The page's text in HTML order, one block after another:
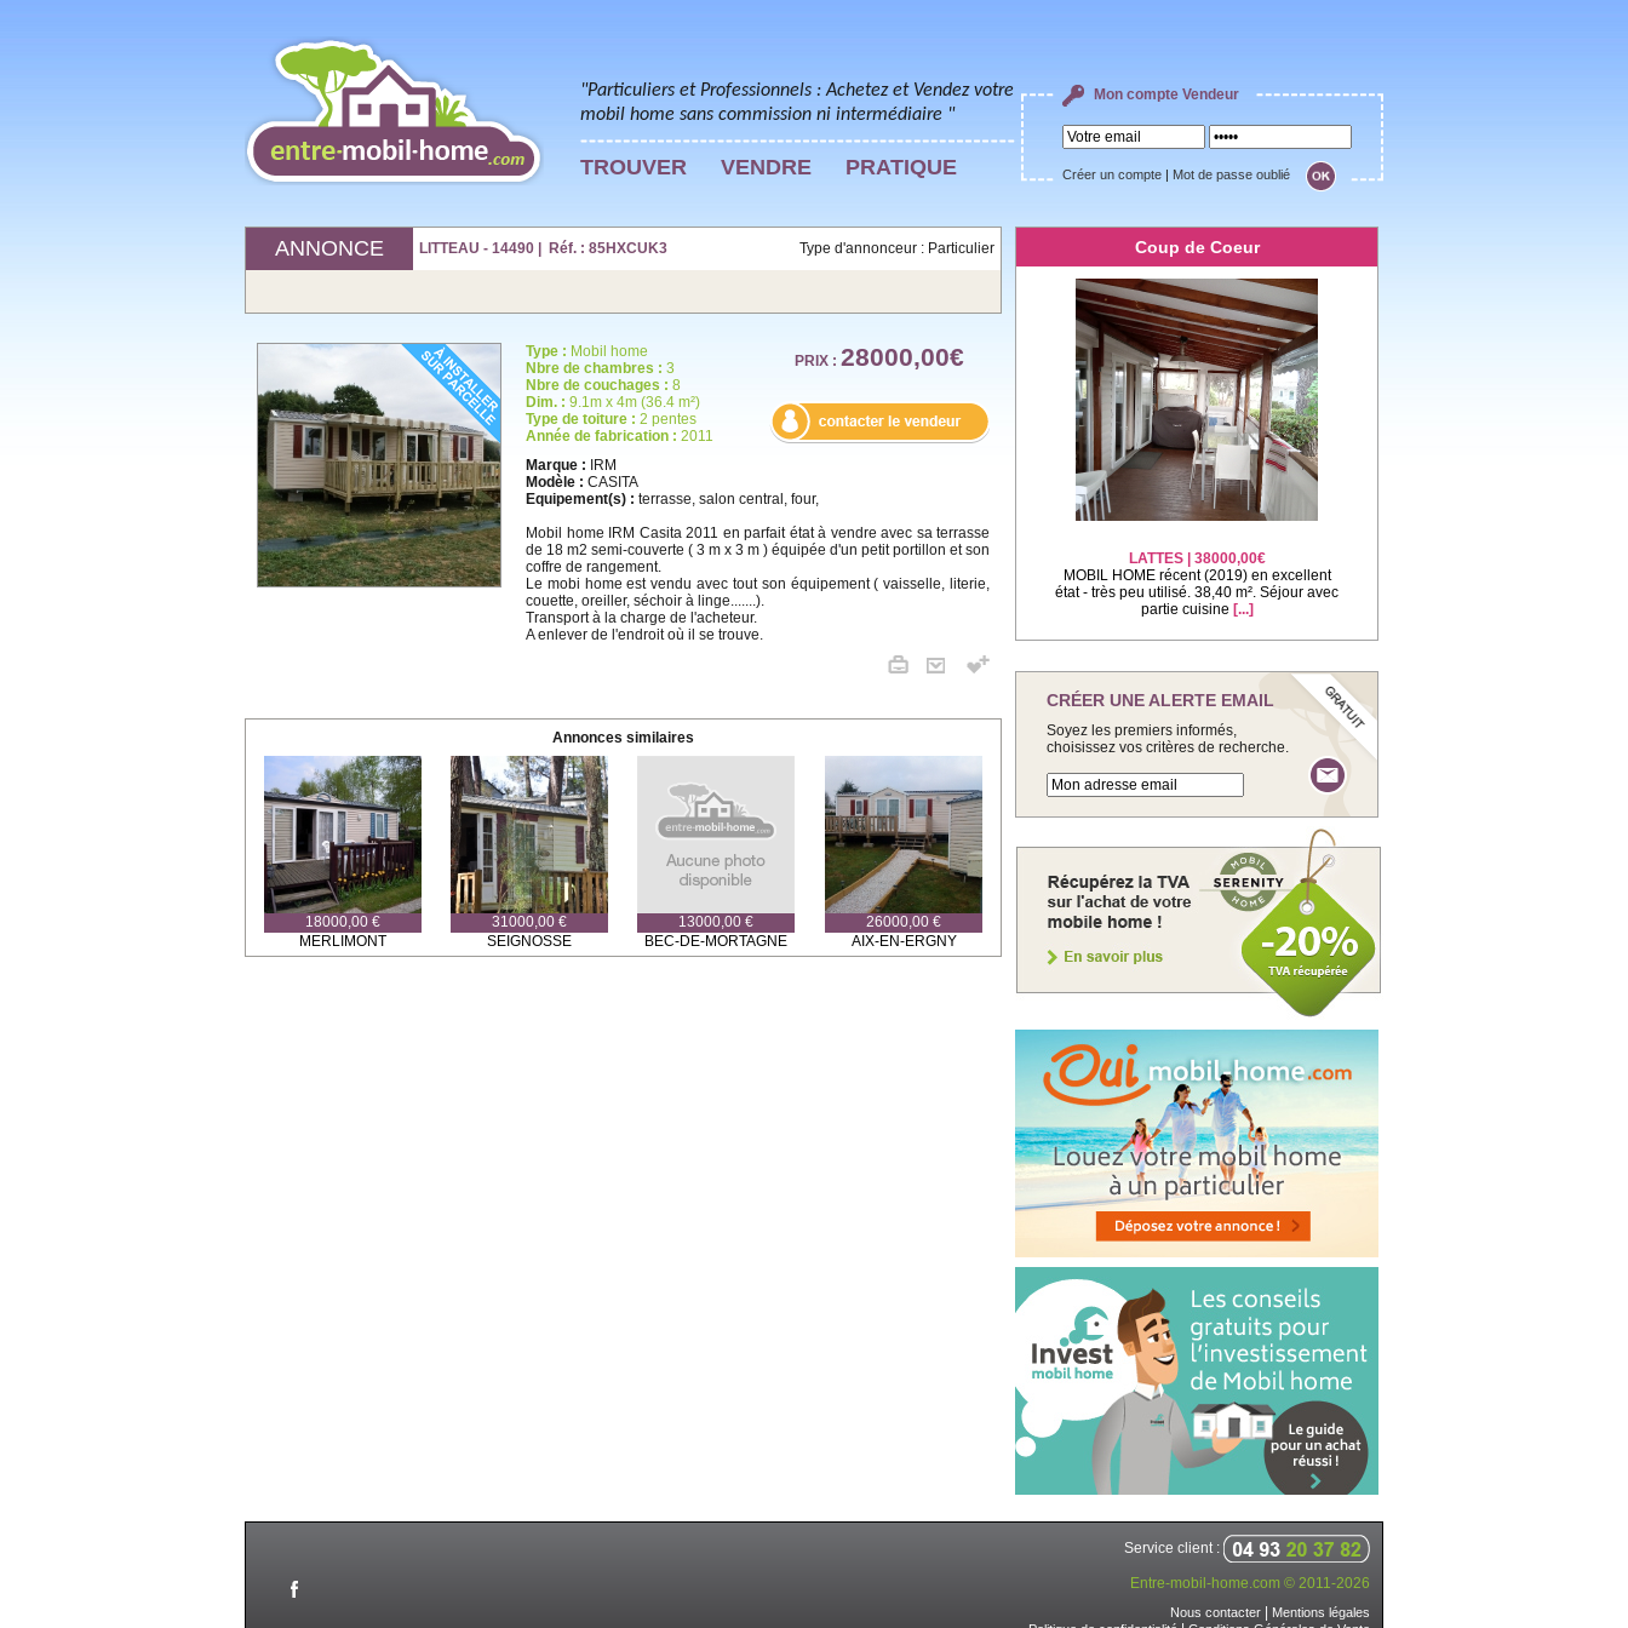
"Particuliers et Professionnels : Achetez et Vendez votre
mobil home sans commission ni intermédiaire "
TROUVER VENDRE PRATIQUE
Mon compte Vendeur
Créer un compte Mot de passe oublié
ANNONCE LITTEAU - 14490 | Réf. : 85HXCUK3 Type d'annonceur : Particulier
Type : Mobil home
Nbre de chambres : 3
Nbre de couchages : 8
Dim. : 9.1m x 4m (36.4 m²)
Type de toiture : 2 pentes
Année de fabrication : 2011
PRIX : 28000,00€
Marque : IRM
Modèle : CASITA
Equipement(s) : terrasse, salon central, four,
Mobil home IRM Casita 2011 en parfait état à vendre avec sa terrasse
de 18 m2 semi-couverte ( 3 m x 3 m ) équipée d'un petit portillon et son
coffre de rangement.
Le mobi home est vendu avec tout son équipement ( vaisselle, literie,
couette, oreiller, séchoir à linge.......).
Transport à la charge de l'acheteur.
A enlever de l'endroit où il se trouve.
Annonces similaires
18000,00 €
MERLIMONT
31000,00 €
SEIGNOSSE
13000,00 €
BEC-DE-MORTAGNE
26000,00 €
AIX-EN-ERGNY
Coup de Coeur
LATTES | 38000,00€
MOBIL HOME récent (2019) en excellent
état - très peu utilisé. 38,40 m². Séjour avec
partie cuisine [...]
CRÉER UNE ALERTE EMAIL
Soyez les premiers informés,
choisissez vos critères de recherche.
Service client :
Entre-mobil-home.com © 2011-2026
Nous contacter
Mentions légales